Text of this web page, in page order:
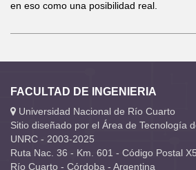
en eso como una posibilidad real.
FACULTAD DE INGENIERIA
Universidad Nacional de Río Cuarto
Sitio diseñado por el Área de Tecnología
UNRC - 2003-2025
Ruta Nac. 36 - Km. 601 - Código Postal
Río Cuarto - Córdoba - Argentina